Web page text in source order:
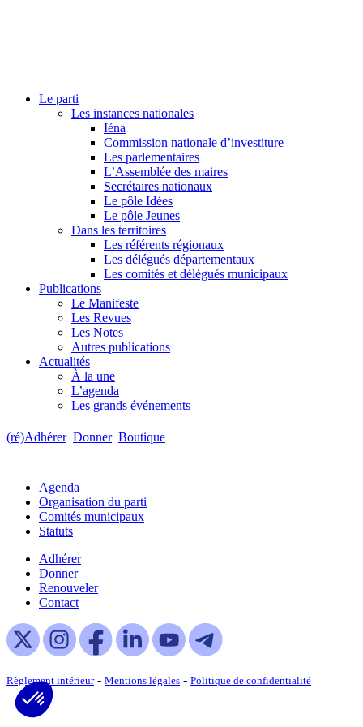
Le parti
Les instances nationales
Iéna
Commission nationale d’investiture
Les parlementaires
L’Assemblée des maires
Secrétaires nationaux
Le pôle Idées
Le pôle Jeunes
Dans les territoires
Les référents régionaux
Les délégués départementaux
Les comités et délégués municipaux
Publications
Le Manifeste
Les Revues
Les Notes
Autres publications
Actualités
À la une
L’agenda
Les grands événements
(ré)Adhérer Donner Boutique
Agenda
Organisation du parti
Comités municipaux
Statuts
Adhérer
Donner
Renouveler
Contact
Règlement intérieur - Mentions légales - Politique de confidentialité